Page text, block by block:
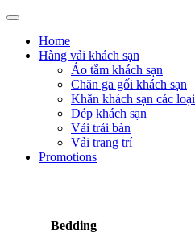
Home
Hàng vải khách sạn
Áo tắm khách sạn
Chăn ga gối khách sạn
Khăn khách sạn các loại
Dép khách sạn
Vải trải bàn
Vải trang trí
Promotions
Bedding